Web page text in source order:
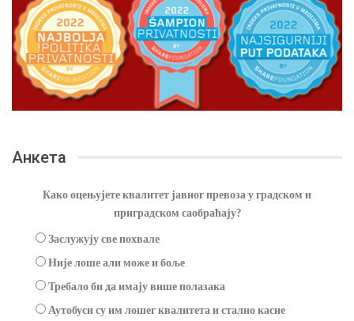
Анкета
Како оцењујете квалитет јавног превоза у градском и
приградском саобраћају?
Заслужују све похвале
Није лоше али може и боље
Требало би да имају више полазака
Аутобуси су им лошег квалитета и стално касне